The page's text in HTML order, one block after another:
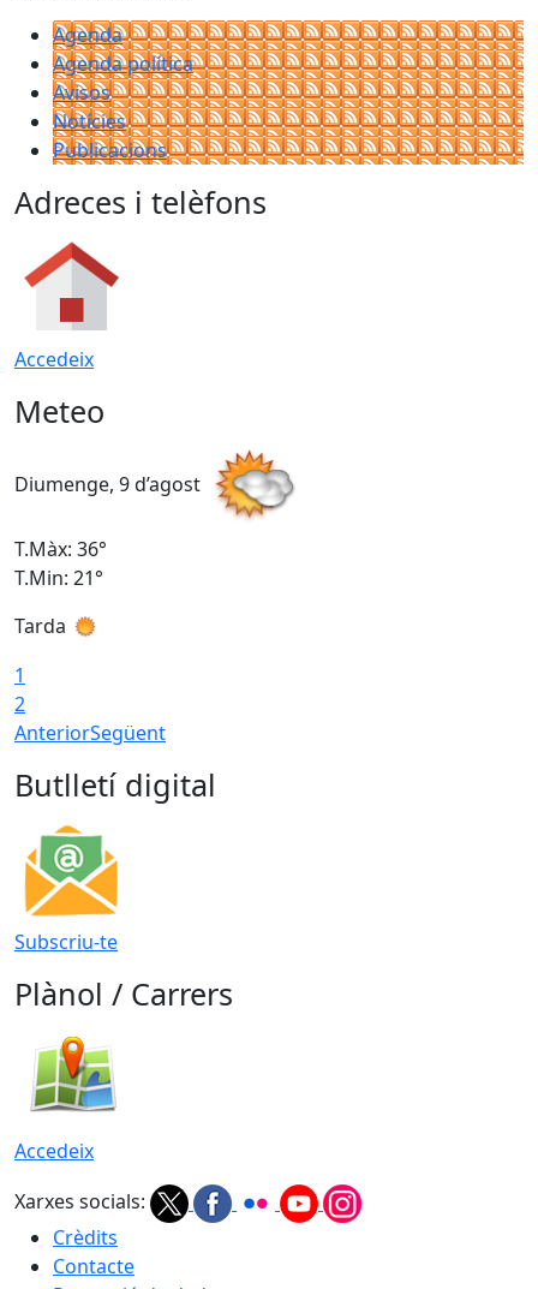
Agenda
Agenda política
Avisos
Notícies
Publicacions
Adreces i telèfons
Accedeix
Meteo
Diumenge, 9 d’agost
T.Màx: 36°
T.Min: 21°
Tarda
1
2
AnteriorSegüent
Butlletí digital
Subscriu-te
Plànol / Carrers
Accedeix
Xarxes socials:
Crèdits
Contacte